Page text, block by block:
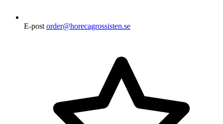
E-post order@horecagrossisten.se